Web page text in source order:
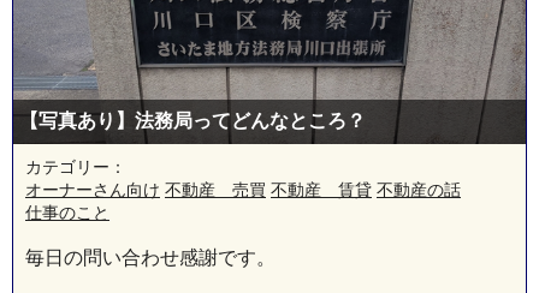
【写真あり】法務局ってどんなところ？
カテゴリー：
オーナーさん向け 不動産 売買 不動産 賃貸 不動産の話
仕事のこと
毎日の問い合わせ感謝です。